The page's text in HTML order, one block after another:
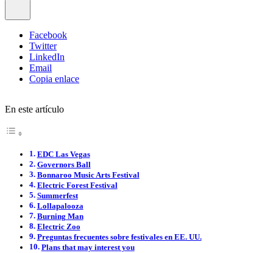
Facebook
Twitter
LinkedIn
Email
Copia enlace
En este artículo
EDC Las Vegas
Governors Ball
Bonnaroo Music Arts Festival
Electric Forest Festival
Summerfest
Lollapalooza
Burning Man
Electric Zoo
Preguntas frecuentes sobre festivales en EE. UU.
Plans that may interest you